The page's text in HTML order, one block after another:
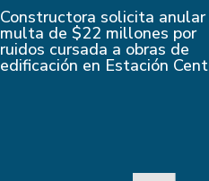
Constructora solicita anular
multa de $22 millones por
ruidos cursada a obras de
edificación en Estación